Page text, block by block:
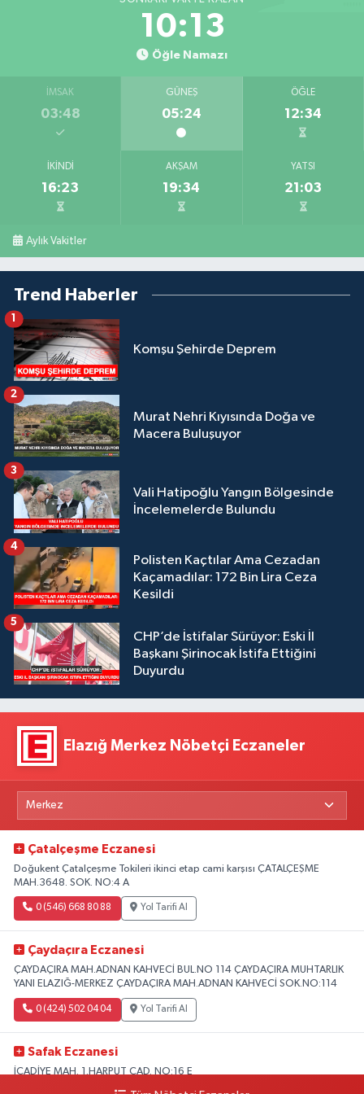
10:13
Öğle Namazı
İMSAK
03:48
GÜNEŞ
05:24
ÖĞLE
12:34
İKINDI
16:23
AKŞAM
19:34
YATSI
21:03
Aylık Vakitler
Trend Haberler
Komşu Şehirde Deprem
1
Murat Nehri Kıyısında Doğa ve
Macera Buluşuyor
2
Vali Hatipoğlu Yangın Bölgesinde
İncelemelerde Bulundu
3
Polisten Kaçtılar Ama Cezadan
Kaçamadılar: 172 Bin Lira Ceza
Kesildi
4
CHP’de İstifalar Sürüyor: Eski İl
Başkanı Şirinocak İstifa Ettiğini
Duyurdu
5
Elazığ Merkez Nöbetçi Eczaneler
Çatalçeşme Eczanesi
Doğukent Çatalçeşme Tokileri ikinci etap cami karşısı ÇATALÇEŞME
MAH.3648. SOK. NO:4 A
0 (546) 668 80 88 Yol Tarifi Al
Çaydaçıra Eczanesi
ÇAYDAÇIRA MAH.ADNAN KAHVECİ BUL.NO 114 ÇAYDAÇIRA MUHTARLIK
YANI ELAZIĞ-MERKEZ ÇAYDAÇIRA MAH.ADNAN KAHVECİ SOK.NO:114
0 (424) 502 04 04 Yol Tarifi Al
Safak Eczanesi
İCADİYE MAH. 1.HARPUT CAD. NO:16 E